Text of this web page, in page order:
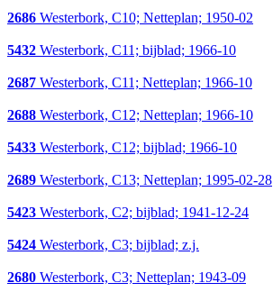
2686 Westerbork, C10; Netteplan; 1950-02
5432 Westerbork, C11; bijblad; 1966-10
2687 Westerbork, C11; Netteplan; 1966-10
2688 Westerbork, C12; Netteplan; 1966-10
5433 Westerbork, C12; bijblad; 1966-10
2689 Westerbork, C13; Netteplan; 1995-02-28
5423 Westerbork, C2; bijblad; 1941-12-24
5424 Westerbork, C3; bijblad; z.j.
2680 Westerbork, C3; Netteplan; 1943-09